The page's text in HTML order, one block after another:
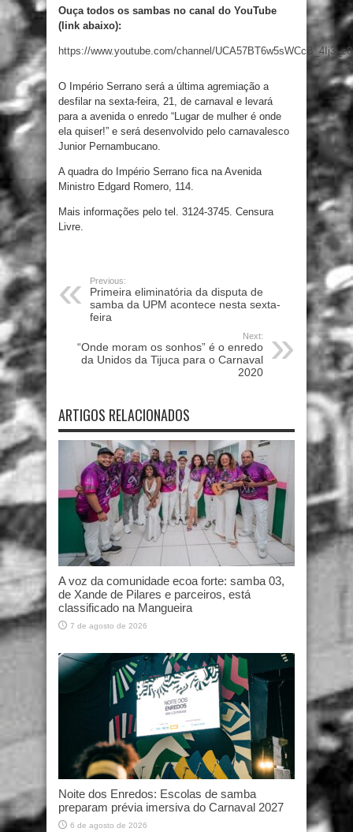
Ouça todos os sambas no canal do YouTube
(link abaixo):
https://www.youtube.com/channel/
O Império Serrano será a última agremiação a
desfilar na sexta-feira, 21, de carnaval e levará
para a avenida o enredo “Lugar de mulher é onde
ela quiser!” e será desenvolvido pelo carnavalesco
Junior Pernambucano.
A quadra do Império Serrano fica na Avenida
Ministro Edgard Romero, 114.
Mais informações pelo tel. 3124-3745. Censura
Livre.
Previous:
Primeira eliminatória da disputa de
samba da UPM acontece nesta sexta-
feira
Next:
“Onde moram os sonhos” é o enredo
da Unidos da Tijuca para o Carnaval
2020
ARTIGOS RELACIONADOS
A voz da comunidade ecoa forte: samba 03,
de Xande de Pilares e parceiros, está
classificado na Mangueira
7 de agosto de 2026
Noite dos Enredos: Escolas de samba
preparam prévia imersiva do Carnaval 2027
6 de agosto de 2026